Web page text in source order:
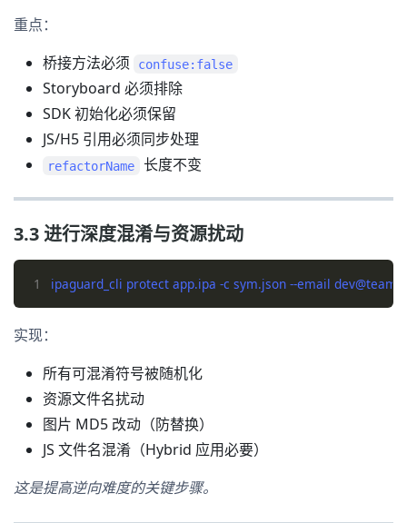
重点：
桥接方法必须
confuse:false
Storyboard 必须排除
SDK 初始化必须保留
JS/H5 引用必须同步处理
refactorName 长度不变
3.3 进行深度混淆与资源扰动
1
实现：
所有可混淆符号被随机化
资源文件名扰动
图片 MD5 改动（防替换）
JS 文件名混淆（Hybrid 应用必要）
这是提高逆向难度的关键步骤。